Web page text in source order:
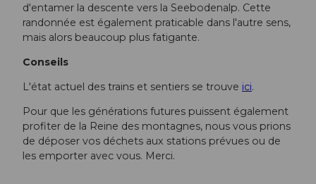
d'entamer la descente vers la Seebodenalp. Cette
randonnée est également praticable dans l'autre sens,
mais alors beaucoup plus fatigante.
Conseils
L'état actuel des trains et sentiers se trouve ici.
Pour que les générations futures puissent également
profiter de la Reine des montagnes, nous vous prions
de déposer vos déchets aux stations prévues ou de
les emporter avec vous. Merci.